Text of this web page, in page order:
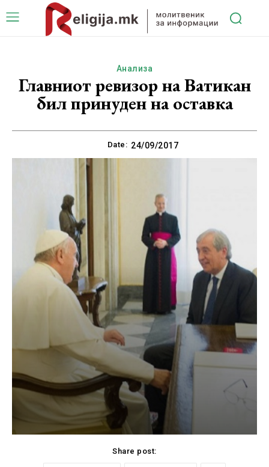
Анализа
Главниот ревизор на Ватикан
бил принуден на оставка
Date: 24/09/2017
Share post: